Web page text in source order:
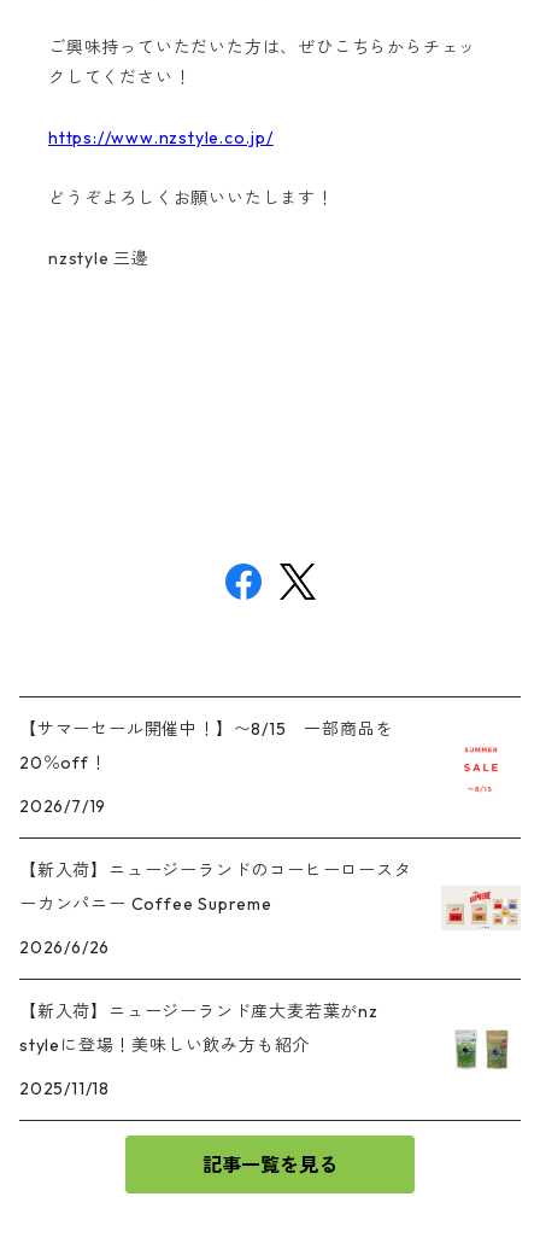
ご興味持っていただいた方は、ぜひこちらからチェッ
クしてください！
https://www.nzstyle.co.jp/
どうぞよろしくお願いいたします！
nzstyle 三邊
【サマーセール開催中！】〜8/15 一部商品を
20％off！
2026/7/19
【新入荷】ニュージーランドのコーヒーロースタ
ーカンパニー Coffee Supreme
2026/6/26
【新入荷】ニュージーランド産大麦若葉がnz
styleに登場！美味しい飲み方も紹介
2025/11/18
記事一覧を見る